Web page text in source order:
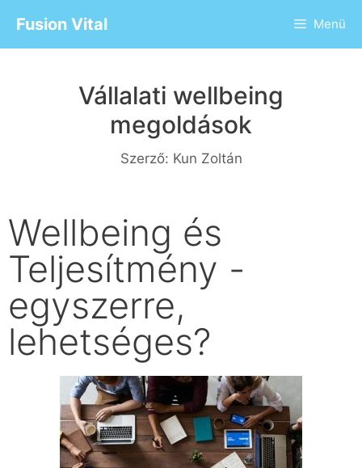
Fusion Vital Menü
Vállalati wellbeing
megoldások
Szerző: Kun Zoltán
Wellbeing és
Teljesítmény -
egyszerre,
lehetséges?